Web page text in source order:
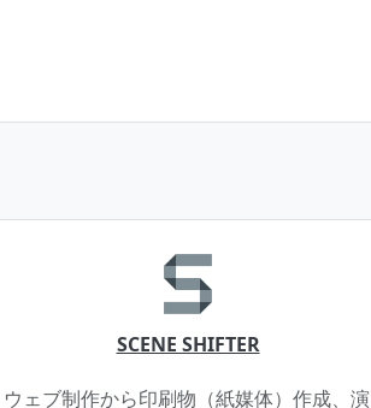
SCENE SHIFTER
ウェブ制作から印刷物（紙媒体）作成、演